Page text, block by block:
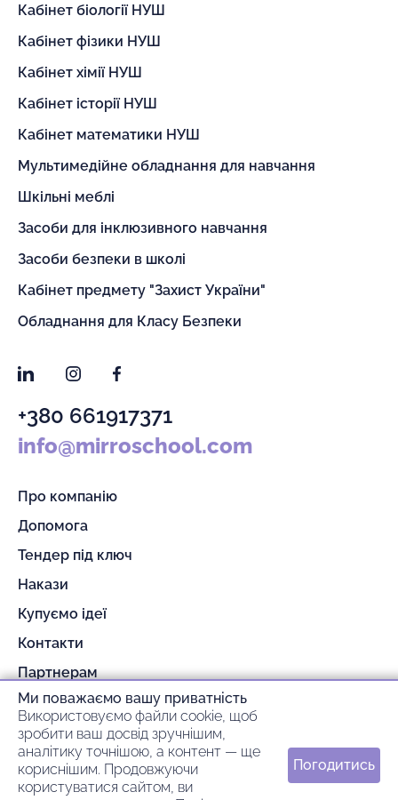
Кабінет біології НУШ
Кабінет фізики НУШ
Кабінет хімії НУШ
Кабінет історії НУШ
Кабінет математики НУШ
Мультимедійне обладнання для навчання
Шкільні меблі
Засоби для інклюзивного навчання
Засоби безпеки в школі
Кабінет предмету "Захист України"
Обладнання для Класу Безпеки
LinkedInInstagramFacebook
+380 661917371
info@mirroschool.com
Про компанію
Допомога
Тендер під ключ
Накази
Купуємо ідеї
Контакти
Партнерам
Гарантія та повернення
Оплата та доставка
© 2026 mirroschool
Ми поважаємо вашу приватність
Використовуємо файли cookie, щоб
зробити ваш досвід зручнішим,
аналітику точнішою, а контент — ще
кориснішим. Продовжуючи
користуватися сайтом, ви
Погодитись